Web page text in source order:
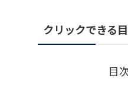
クリックできる
目